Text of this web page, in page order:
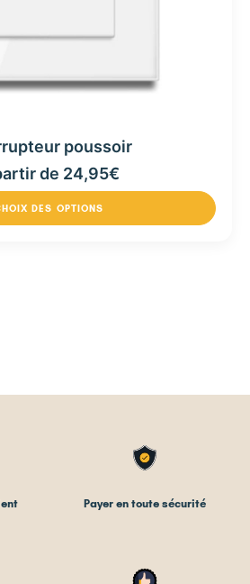
poussoir
de 24,95€
DES OPTIONS
Payer en toute sécurité